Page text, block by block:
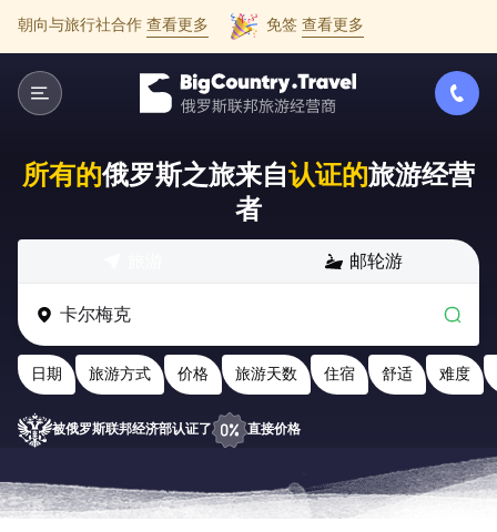
朝向与旅行社合作 查看更多 免签 查看更多
所有的俄罗斯之旅来自 认证的旅游经营
者
邮轮游
日期 旅游方式 价格 旅游天数 住宿 舒适 难度
被俄罗斯联邦经济部认证了 直接价格